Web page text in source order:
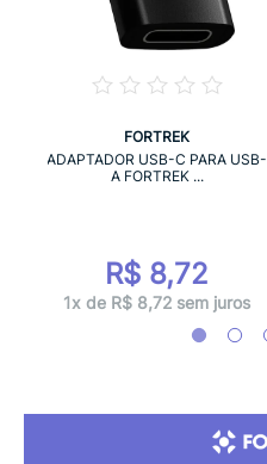
FORTREK
ADAPTADOR USB-C PARA USB-
A FORTREK ...
R$ 8,72
1x de R$ 8,72 sem juros